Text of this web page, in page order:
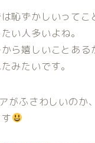
恥ずかしいって
い人多いよね。
ら嬉しいことあ
みたいです。
がふさわしいの